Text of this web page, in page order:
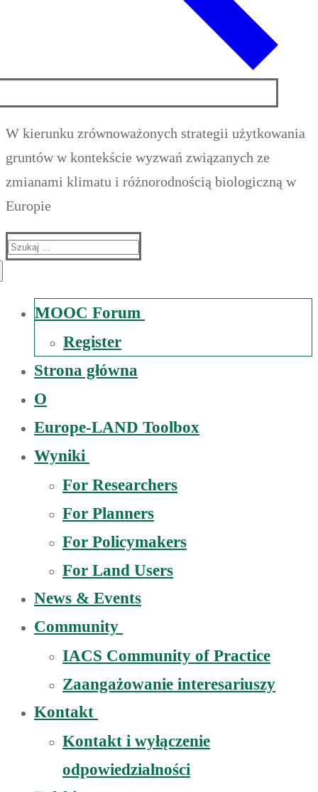
W kierunku zrównoważonych strategii użytkowania
gruntów w kontekście wyzwań związanych ze
zmianami klimatu i różnorodnością biologiczną w
Europie
Suche
MOOC Forum
Register
Strona główna
O
Europe-LAND Toolbox
Wyniki
For Researchers
For Planners
For Policymakers
For Land Users
News & Events
Community
IACS Community of Practice
Zaangażowanie interesariuszy
Kontakt
Kontakt i wyłączenie
odpowiedzialności